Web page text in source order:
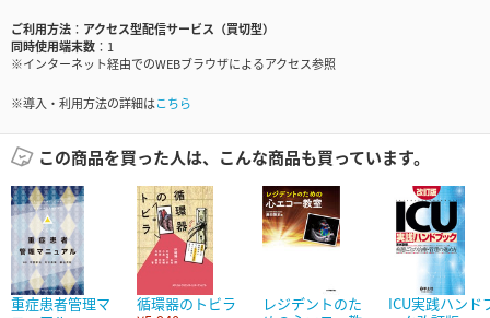
ご利用方法
アクセス型配信サービス（買切型）
同時使用端末数
1
※インターネット経由でのWEBブラウザによるアクセス参照
※導入・利用方法の詳細はこちら
この商品を買った人は、こんな商品も買っています。
重症患者管理マ
循環器のトビラ
レジデントのた
ICU実践ハンド